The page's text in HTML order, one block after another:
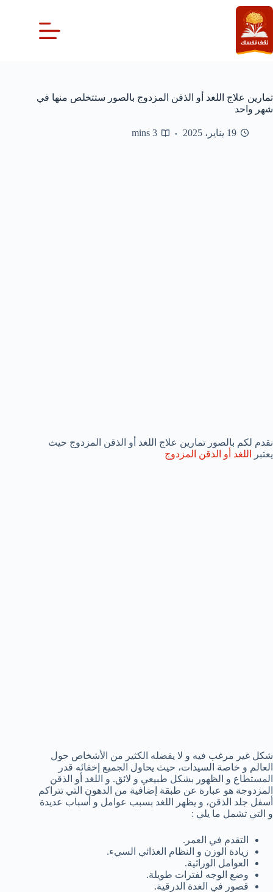
التجاوز
إلى
المحتوى
تمارين علاج اللغد أو الذقن المزدوج بالصور ستتخلص منها في
شهر واحد
19 يناير، 2025 3 mins
نقدم لكم بالصور تمارين علاج اللغد أو الذقن المزدوج حيث
يعتبر
اللغد أو الذقن المزدوج
شكل غير مرغب فيه و لا يفضله الكثير من الأشخاص حول
العالم و خاصة السيدات، حيث يحاول الجميع إخفائه قدر
المستطاع و الظهور بشكل طبيعي و لائق. و اللغد أو الذقن
المزدوجة هو عبارة عن طبقة إضافية من الدهون التي تتراكم
أسفل جلد الذقن، و يظهر اللغد بسبب عوامل و أسباب عديدة
و التي تشمل ما يلي :
التقدم في العمر.
زيادة الوزن و النظام الغذائي السيء.
العوامل الوراثية.
وضع الوجه لفترات طويلة.
قصور في الغدة الدرقية.